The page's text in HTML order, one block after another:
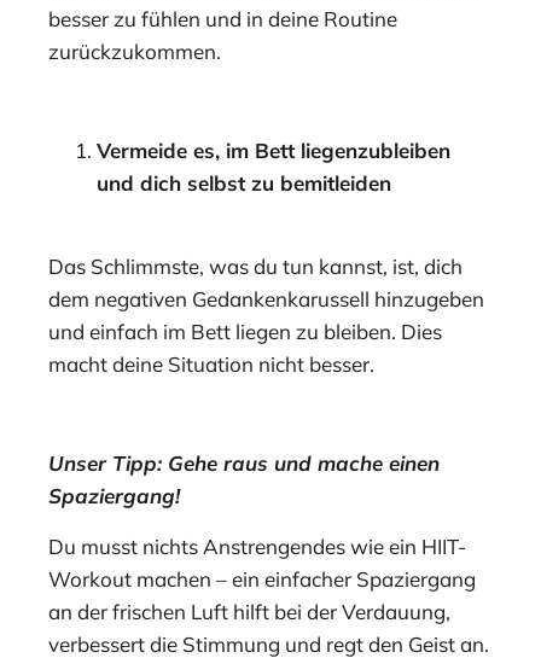
besser zu fühlen und in deine Routine
zurückzukommen.
Vermeide es, im Bett liegenzubleiben
und dich selbst zu bemitleiden
Das Schlimmste, was du tun kannst, ist, dich
dem negativen Gedankenkarussell hinzugeben
und einfach im Bett liegen zu bleiben. Dies
macht deine Situation nicht besser.
Unser Tipp: Gehe raus und mache einen
Spaziergang!
Du musst nichts Anstrengendes wie ein HIIT-
Workout machen – ein einfacher Spaziergang
an der frischen Luft hilft bei der Verdauung,
verbessert die Stimmung und regt den Geist an.